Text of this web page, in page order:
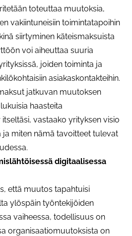
toteuttaa muutoksia,
vakiintuneisiin toimintatapoihin
siirtyminen käteismaksuista
voi aiheuttaa suuria
joiden toiminta ja
asiakaskontakteihin.
jatkuvan muutoksen
haasteita
vastaako yrityksen visio
ja miten nämä tavoitteet tulevat
digitaalisessa
että muutos tapahtuisi
ylöspäin työntekijöiden
vaiheessa, todellisuus on
organisaatiomuutoksista on